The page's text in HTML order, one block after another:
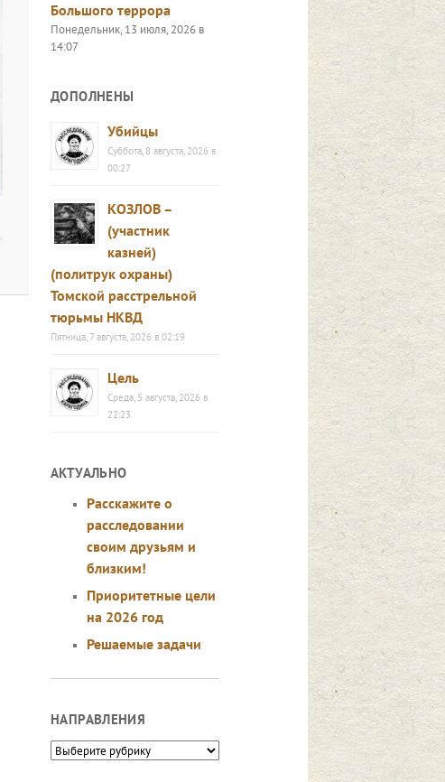
Большого террора
Понедельник, 13 июля, 2026 в
14:07
ДОПОЛНЕНЫ
Убийцы
Суббота, 8 августа, 2026 в
00:27
КОЗЛОВ –
(участник
казней)
(политрук охраны)
Томской расстрельной
тюрьмы НКВД
Пятница, 7 августа, 2026 в 02:19
Цель
Среда, 5 августа, 2026 в
22:23
АКТУАЛЬНО
Расскажите о
расследовании
своим друзьям и
близким!
Приоритетные цели
на 2026 год
Решаемые задачи
НАПРАВЛЕНИЯ
Направления